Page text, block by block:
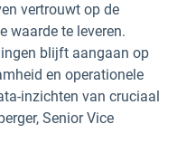
vertrouwt op de
waarde te leveren.
blijft aangaan op
en operationele
inzichten van cruciaal
Senior Vice